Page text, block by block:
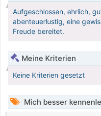
Aufgeschlossen, ehrlich,
abenteuerlustig, eine
Freude bereitet.
Meine Kriterien
Keine Kriterien gesetzt
Mich besser